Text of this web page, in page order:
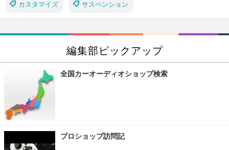
カスタマイズ サスペンション
編集部ピックアップ
全国カーオーディオショップ検索
プロショップ訪問記